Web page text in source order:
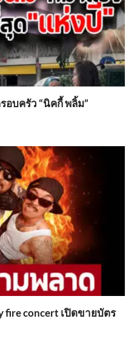
บครัว “นิคกี้ พลิ้ม”
concert เปิดขายบัตร